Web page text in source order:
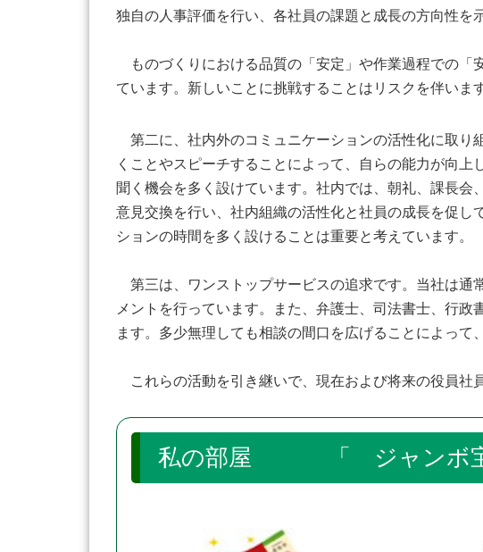
独自の人事評価を行い、各社員の課題と成長の方向性を
ものづくりにおける品質の「安定」や作業過程での「
ています。新しいことに挑戦することはリスクを伴いま
第二に、社内外のコミュニケーションの活性化に取り
くことやスピーチすることによって、自らの能力が向
聞く機会を多く設けています。社内では、朝礼、課長会
意見交換を行い、社内組織の活性化と社員の成長を促
ションの時間を多く設けることは重要と考えています。
第三は、ワンストップサービスの追求です。当社は通
メントを行っています。また、弁護士、司法書士、行
ます。多少無理しても相談の間口を広げることによって
これらの活動を引き継いで、現在および将来の役員社
私の部屋 「 ジャンボ